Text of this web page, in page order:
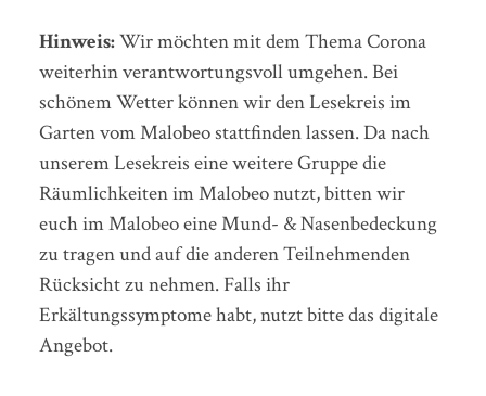
Hinweis:Wir möchten mit dem Thema Corona
weiterhin verantwortungsvoll umgehen. Bei
schönem Wetter können wir den Lesekreis im
Garten vom Malobeo stattfinden lassen. Da nach
unserem Lesekreis eine weitere Gruppe die
Räumlichkeiten im Malobeo nutzt, bitten wir
euch im Malobeo eine Mund- & Nasenbedeckung
zu tragen und auf die anderen Teilnehmenden
Rücksicht zu nehmen. Falls ihr
Erkältungssymptome habt, nutzt bitte das digitale
Angebot.